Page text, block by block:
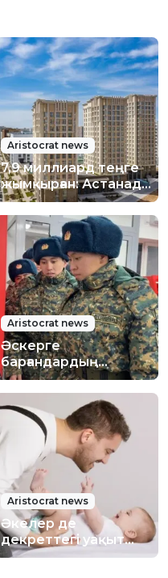
Aristocrat news
7,9 миллиард теңге
жымқырған: Астанада
құрылыс
компаниясы өкілдері
қамауға алынды
Aristocrat news
Әскерге
барғандардың
несиелеріне
жеңілдік жасалады
Aristocrat news
Әкелер де
декреттегі уақыт
үшін “стаж” жинай